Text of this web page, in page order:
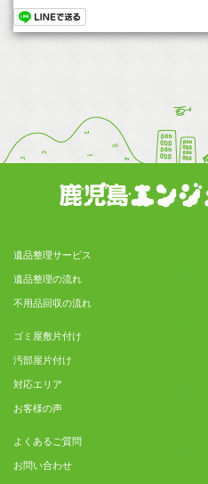
遺品整理サービス
遺品整理の流れ
不用品回収の流れ
ゴミ屋敷片付け
汚部屋片付け
対応エリア
お客様の声
よくあるご質問
お問い合わせ